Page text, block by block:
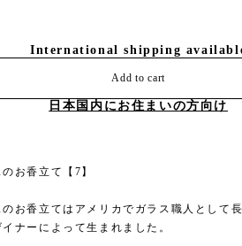
International shipping
Add to cart
日本国内にお住まいの方向け
お香立て【7】
お香立てはアメリカでガラス職人として
ナーによって生まれました。